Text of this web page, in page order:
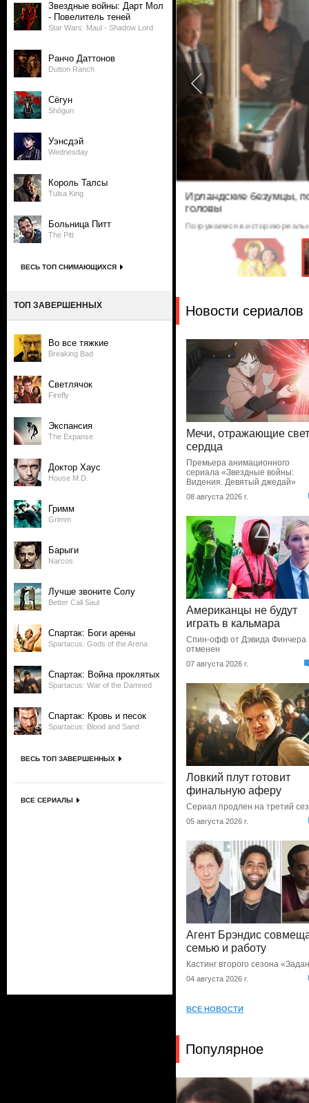
Звездные войны: Дарт Мол
- Повелитель теней
Star Wars: Maul - Shadow Lord
Ранчо Даттонов
Dutton Ranch
Сёгун
Shōgun
Уэнсдэй
Wednesday
Король Талсы
Tulsa King
Больница Питт
The Pitt
ВЕСЬ ТОП СНИМАЮЩИХСЯ
ТОП ЗАВЕРШЕННЫХ
Во все тяжкие
Breaking Bad
Светлячок
Firefly
Экспансия
The Expanse
Доктор Хаус
House M.D.
Гримм
Grimm
Барыги
Narcos
Лучше звоните Солу
Better Call Saul
Спартак: Боги арены
Spartacus: Gods of the Arena
Спартак: Война проклятых
Spartacus: War of the Damned
Спартак: Кровь и песок
Spartacus: Blood and Sand
ВЕСЬ ТОП ЗАВЕРШЕННЫХ
ВСЕ СЕРИАЛЫ
Ирландские безумцы,
головы
Погружаемся в историю
Новости сериалов
Мечи, отражающие свет
сердца
Премьера анимационного
сериала «Звездные войны:
Видения. Девятый джедай»
08 августа 2026 г.
Американцы не будут
играть в кальмара
Спин-офф от Дэвида Финчера
отменен
07 августа 2026 г.
Ловкий плут готовит
финальную аферу
Сериал продлен на третий
05 августа 2026 г.
Агент Брэндис
семью и работу
Кастинг второго сезона
04 августа 2026 г.
ВСЕ НОВОСТИ
Популярное